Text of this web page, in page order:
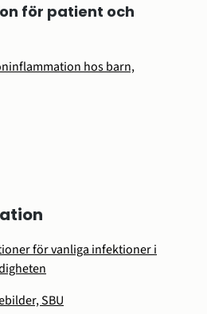
för patient och
hos barn,
för vanliga infektioner i
SBU